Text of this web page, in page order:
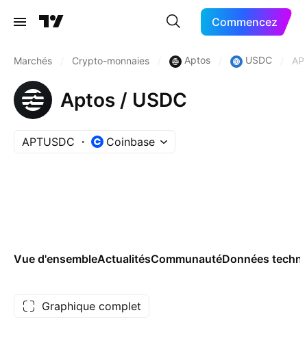
Commencez
Marchés Crypto-monnaies Aptos USDC
Aptos / USDC
APTUSDC Coinbase
Vue d'ensembleActualitésCommunautéDonnées
Graphique complet